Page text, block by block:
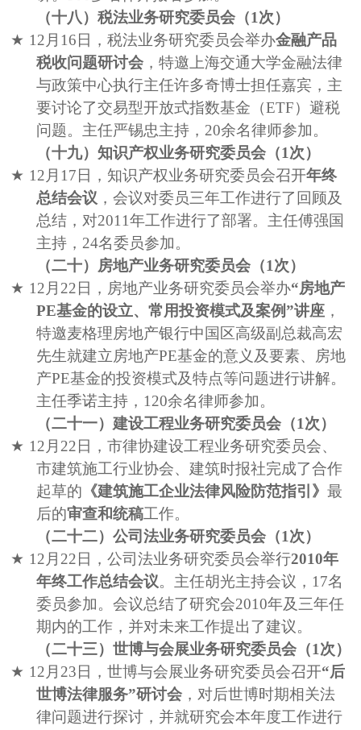
（十八）税法业务研究委员会（1次）
★ 12 月 16 日，税法业务研究委员会举办金融产品
税收问题研讨会 ，特邀上海交通大学金融法律
与政策中心执行主任许多奇博士担任嘉宾，主
要讨论了交易型开放式指数基金（ETF）避税
问题。主任严锡忠主持， 20余名律师参加。
（十九）知识产权业务研究委员会（1次）
★ 12 月 17 日，知识产权业务研究委员会召开年终
总结会议 ，会议对委员三年工作进行了回顾及
总结，对2011年工作进行了部署。主任傅强国
主持， 24名委员参加。
（二十）房地产业务研究委员会（1次）
★ 12 月 22 日，房地产业务研究委员会举办“房地产
PE基金的设立、常用投资模式及案例”讲座 ，
特邀麦格理房地产银行中国区高级副总裁高宏
先生就建立房地产PE基金的意义及要素、房地
产PE基金的投资模式及特点等问题进行讲解。
主任季诺主持， 120余名律师参加。
（二十一）建设工程业务研究委员会（1次）
★ 12 月 22 日，市律协建设工程业务研究委员会、
市建筑施工行业协会、建筑时报社完成了合作
起草的 《建筑施工企业法律风险防范指引》最
后的审查和统稿工作。
（二十二）公司法业务研究委员会（1次）
★ 12 月 22 日，公司法业务研究委员会举行2010年
年终工作总结会议。主任胡光主持会议， 17名
委员参加。会议总结了研究会2010年及三年任
期内的工作，并对未来工作提出了建议。
（二十三）世博与会展业务研究委员会（1次）
★ 12 月 23 日，世博与会展业务研究委员会召开“后
世博法律服务”研讨会 ，对后世博时期相关法
律问题进行探讨，并就研究会本年度工作进行